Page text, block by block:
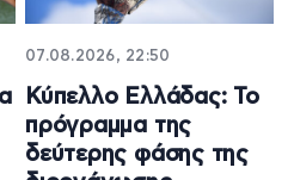
07.08.2026, 22:50
Κύπελλο Ελλάδας: Το
πρόγραμμα της
δεύτερης φάσης της